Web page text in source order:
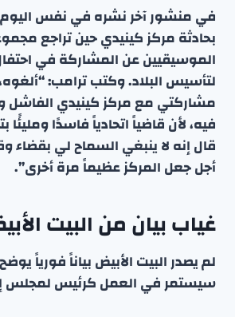
في منشور آخر نشره في نفس
بحادثة مركز كينيدي حين تراجع
لتأسيس البلاد. وكتب ترامب:
مشاركتي مع مركز كينيدي الفاشل
فيه، لأن قاضياً اتحادياً فاسدًا ومليئًا
قال إنه لا ينبغي السماح لي
أجل جعل المركز عظيماً مرة أخرى”.
غياب بيان من البيت
لم يصدر البيت الأبيض بياناً فورياً
سيستمر في العمل كرئيس لمجلس